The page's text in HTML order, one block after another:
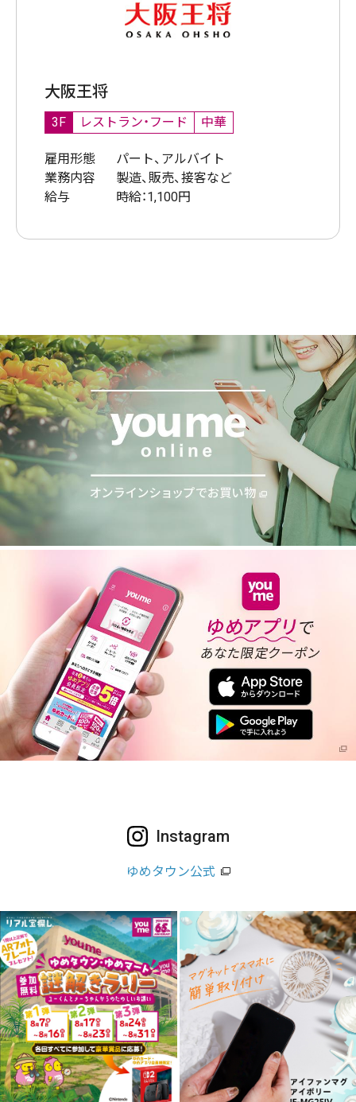
大阪王将
3F レストラン・フード 中華
雇用形態
パート、アルバイト
業務内容
製造、販売、接客など
給与
時給：1,100円
Instagram
ゆめタウン公式